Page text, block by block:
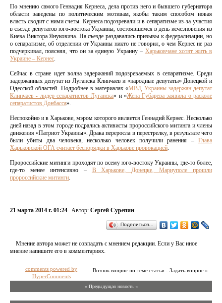
По мнению самого Геннадия Кернеса, дела против него и бывшего губернатора
области заведены по политическим мотивам, якобы таким способом новая
власть сводит с ними счеты. Кернеса подозревали и в сепаратизме из-за участия
в съезде депутатов юго-востока Украины, состоявшемся в день исчезновения из
Киева Виктора Януковича. На съезде раздавались призывы к федерализации, но
о сепаратизме, об отделении от Украины никто не говорил, о чем Кернес не раз
подчеркивал, поясняя, что он за единую Украину – Харьковчане хотят жить в
Украине – Кернес.
Сейчас в стране идет волна задержаний подозреваемых в сепаратизме. Среди
задержанных депутат из Луганска Клинчаев и «народные депутаты» Донецкой и
Одесской областей. Подробнее в материалах «МВД Украины задержан депутат
Клинчаев - лидер сепаратистов Луганска» и «Жена Губарева заявила о расколе
сепаратистов Донбасса».
Неспокойно и в Харькове, мэром которого является Геннадий Кернес. Несколько
дней назад в этом городе подрались активисты пророссийского митинга и члены
движения «Патриот Украины». Драка переросла в перестрелку, в результате чего
были убиты два человека, несколько человек получили ранения – Глава
Харьковской ОГА считает беспорядки в Харькове провокацией.
Пророссийские митинги проходят по всему юго-востоку Украины, где-то более,
где-то менее интенсивно – В Харькове, Донецке, Мариуполе прошли
пророссийские митинги.
21 марта 2014 г. 01:24 Автор: Сергей Сурепин
Поделиться…
Мнение автора может не совпадать с мнением редакции. Если у Вас иное
мнение напишите его в комментариях.
Возник вопрос по теме статьи - Задать вопрос »
comments powered by
HyperComments
« Предыдущая новость «